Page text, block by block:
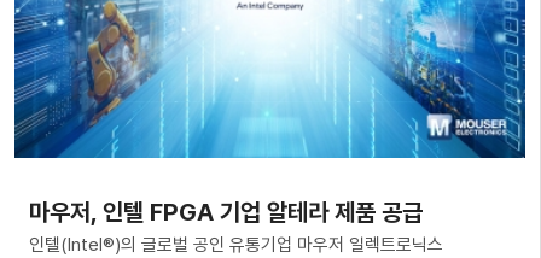
마우저, 인텔 FPGA 기업 알테라 제품 공급
인텔(Intel®)의 글로벌 공인 유통기업 마우저 일렉트로닉스